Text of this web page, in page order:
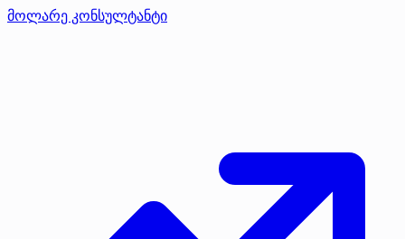
მოლარე კონსულტანტი